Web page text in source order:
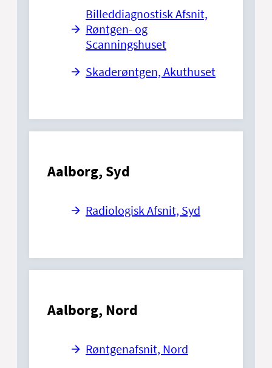
Billeddiagnostisk Afsnit,
Røntgen- og
Scanningshuset
Skaderøntgen, Akuthuset
Aalborg, Syd
Radiologisk Afsnit, Syd
Aalborg, Nord
Røntgenafsnit, Nord